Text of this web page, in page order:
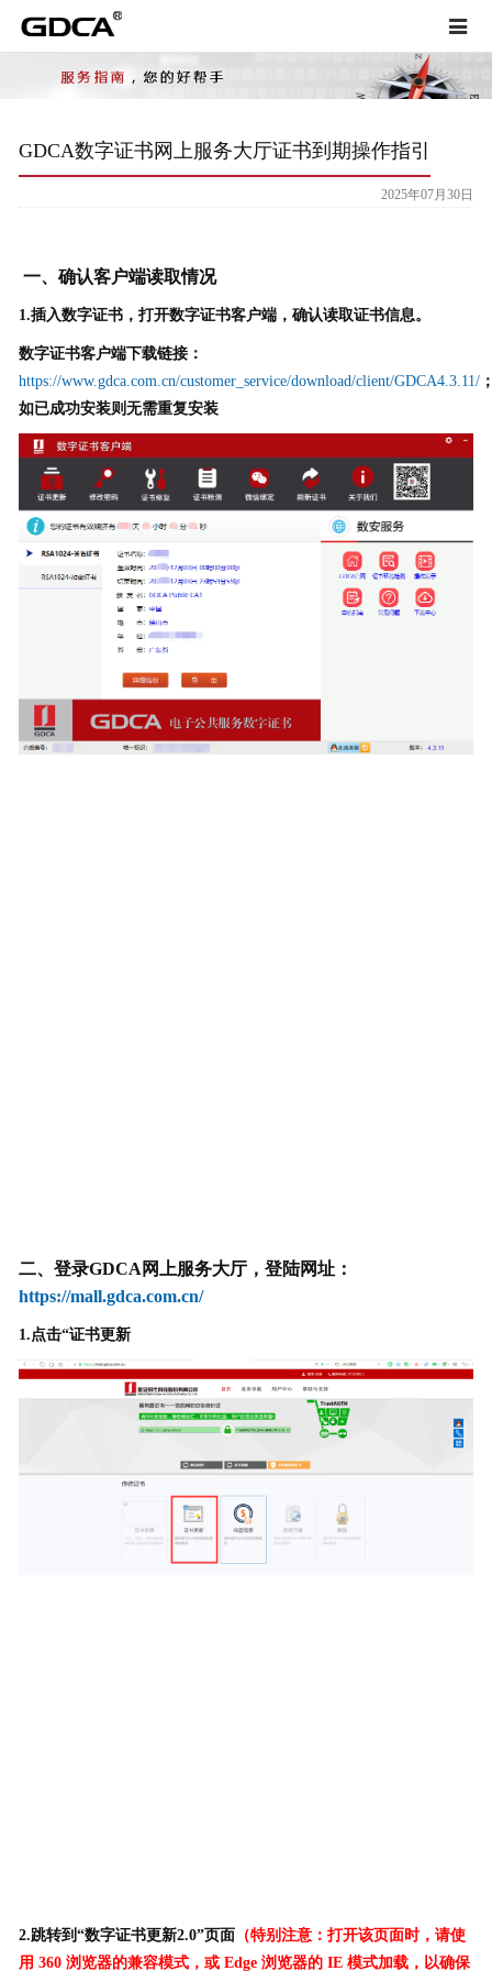
Toggle
GDCA数字证书网上服务大厅证书到期操作指引
2025年07月30日
一、 确认客户端读取情况
1.插入数字证书，打开数字证书客户端，确认读取证书信息。
数字证书客户端下载链接：
https://www.gdca.com.cn/customer_service/download/client/GDCA4.3.11/
如已成功安装则无需重复安装
二、登录GDCA网上服务大厅，登陆网址：
https://mall.gdca.com.cn/
1.点击“证书更新
2.跳转到“数字证书更新2.0”页面 （特别注意：打开该页面时，请使
用 360 浏览器的兼容模式，或 Edge 浏览器的 IE 模式加载，以确保